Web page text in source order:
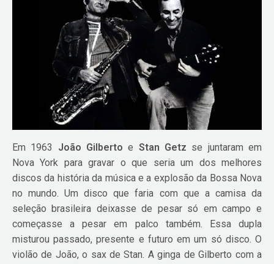
Em 1963 João Gilberto e Stan Getz se juntaram em
Nova York para gravar o que seria um dos melhores
discos da história da música e a explosão da Bossa Nova
no mundo. Um disco que faria com que a camisa da
seleção brasileira deixasse de pesar só em campo e
começasse a pesar em palco também. Essa dupla
misturou passado, presente e futuro em um só disco. O
violão de João, o sax de Stan. A ginga de Gilberto com a